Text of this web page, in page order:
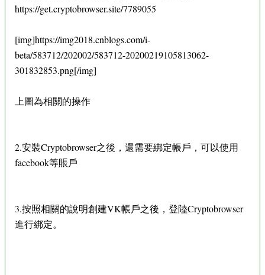
https://get.cryptobrowser.site/7789055
[img]https://img2018.cnblogs.com/i-
beta/583712/202002/583712-20200219105813062-
301832853.png[/img]
上圖為相關的操作
2.安裝Cryptobrowser之後，還需要綁定帳戶，可以使用
facebook等賬戶
3.按照相關的說明創建VK帳戶之後，登陸Cryptobrowser
進行綁定。